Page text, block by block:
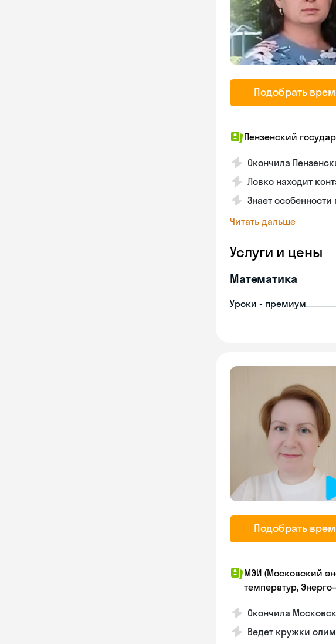
Подобрать
Пензенский
Окончила
Ловко находит
Знает
Читать дальше
Услуги и цены
Математика
Уроки - премиум
Подобрать
МЭИ (Московский
температур,
Окончила
Ведет кружки